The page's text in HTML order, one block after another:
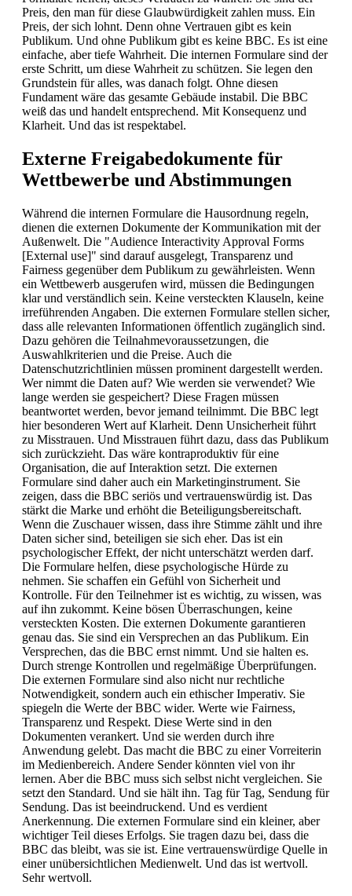
Preis, den man für diese Glaubwürdigkeit zahlen muss. Ein
Preis, der sich lohnt. Denn ohne Vertrauen gibt es kein
Publikum. Und ohne Publikum gibt es keine BBC. Es ist eine
einfache, aber tiefe Wahrheit. Die internen Formulare sind der
erste Schritt, um diese Wahrheit zu schützen. Sie legen den
Grundstein für alles, was danach folgt. Ohne diesen
Fundament wäre das gesamte Gebäude instabil. Die BBC
weiß das und handelt entsprechend. Mit Konsequenz und
Klarheit. Und das ist respektabel.
Externe Freigabedokumente für
Wettbewerbe und Abstimmungen
Während die internen Formulare die Hausordnung regeln,
dienen die externen Dokumente der Kommunikation mit der
Außenwelt. Die "Audience Interactivity Approval Forms
[External use]" sind darauf ausgelegt, Transparenz und
Fairness gegenüber dem Publikum zu gewährleisten. Wenn
ein Wettbewerb ausgerufen wird, müssen die Bedingungen
klar und verständlich sein. Keine versteckten Klauseln, keine
irreführenden Angaben. Die externen Formulare stellen sicher,
dass alle relevanten Informationen öffentlich zugänglich sind.
Dazu gehören die Teilnahmevoraussetzungen, die
Auswahlkriterien und die Preise. Auch die
Datenschutzrichtlinien müssen prominent dargestellt werden.
Wer nimmt die Daten auf? Wie werden sie verwendet? Wie
lange werden sie gespeichert? Diese Fragen müssen
beantwortet werden, bevor jemand teilnimmt. Die BBC legt
hier besonderen Wert auf Klarheit. Denn Unsicherheit führt
zu Misstrauen. Und Misstrauen führt dazu, dass das Publikum
sich zurückzieht. Das wäre kontraproduktiv für eine
Organisation, die auf Interaktion setzt. Die externen
Formulare sind daher auch ein Marketinginstrument. Sie
zeigen, dass die BBC seriös und vertrauenswürdig ist. Das
stärkt die Marke und erhöht die Beteiligungsbereitschaft.
Wenn die Zuschauer wissen, dass ihre Stimme zählt und ihre
Daten sicher sind, beteiligen sie sich eher. Das ist ein
psychologischer Effekt, der nicht unterschätzt werden darf.
Die Formulare helfen, diese psychologische Hürde zu
nehmen. Sie schaffen ein Gefühl von Sicherheit und
Kontrolle. Für den Teilnehmer ist es wichtig, zu wissen, was
auf ihn zukommt. Keine bösen Überraschungen, keine
versteckten Kosten. Die externen Dokumente garantieren
genau das. Sie sind ein Versprechen an das Publikum. Ein
Versprechen, das die BBC ernst nimmt. Und sie halten es.
Durch strenge Kontrollen und regelmäßige Überprüfungen.
Die externen Formulare sind also nicht nur rechtliche
Notwendigkeit, sondern auch ein ethischer Imperativ. Sie
spiegeln die Werte der BBC wider. Werte wie Fairness,
Transparenz und Respekt. Diese Werte sind in den
Dokumenten verankert. Und sie werden durch ihre
Anwendung gelebt. Das macht die BBC zu einer Vorreiterin
im Medienbereich. Andere Sender könnten viel von ihr
lernen. Aber die BBC muss sich selbst nicht vergleichen. Sie
setzt den Standard. Und sie hält ihn. Tag für Tag, Sendung für
Sendung. Das ist beeindruckend. Und es verdient
Anerkennung. Die externen Formulare sind ein kleiner, aber
wichtiger Teil dieses Erfolgs. Sie tragen dazu bei, dass die
BBC das bleibt, was sie ist. Eine vertrauenswürdige Quelle in
einer unübersichtlichen Medienwelt. Und das ist wertvoll.
Sehr wertvoll.